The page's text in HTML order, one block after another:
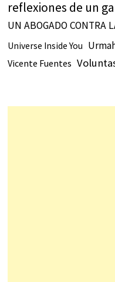
reflexiones de un
UN ABOGADO CONTRA
Universe Inside You
Vicente Fuentes